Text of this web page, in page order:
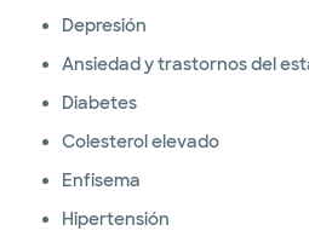
Depresión
Ansiedad y trastornos del
Diabetes
Colesterol elevado
Enfisema
Hipertensión